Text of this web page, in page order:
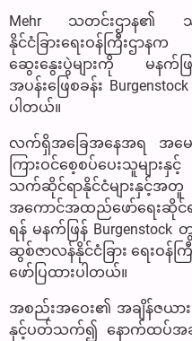
Mehr သတင်းဌာန၏
နိုင်ငံခြားရေးဝန်ကြီးဌ
ဆွေးနွေးပွဲများကို မနက်
အပန်းဖြေစခန်း
ပါတယ်။
လက်ရှိအခြေအနေအရ အမ
ကြားဝင်စေ့စပ်ပေးသူများ
သက်ဆိုင်ရာနိုင်ငံမျာ
အကောင်အထည်ဖော်ရေးဆိုင်ရာ
ရန် မနက်ဖြန်
ဆွစ်ဇာလန်နိုင်ငံခြား ရေးဝန်
ဖော်ပြထားပါတယ်။
အစည်းအဝေး၏ အချိန်ဇ
နှင့်ပတ်သက်၍ နောက်ထပ်အခ